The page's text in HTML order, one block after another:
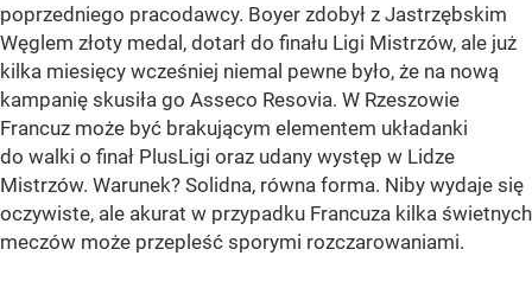
poprzedniego pracodawcy. Boyer zdobył z Jastrzębskim
Węglem złoty medal, dotarł do finału Ligi Mistrzów, ale już
kilka miesięcy wcześniej niemal pewne było, że na nową
kampanię skusiła go Asseco Resovia. W Rzeszowie
Francuz może być brakującym elementem układanki
do walki o finał PlusLigi oraz udany występ w Lidze
Mistrzów. Warunek? Solidna, równa forma. Niby wydaje się
oczywiste, ale akurat w przypadku Francuza kilka świetnych
meczów może przepleść sporymi rozczarowaniami.